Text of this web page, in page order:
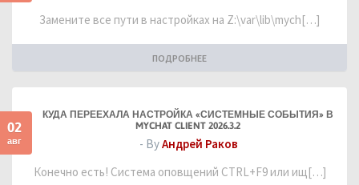
Замените все пути в настройках на Z:\var\lib\mych[…]
ПОДРОБНЕЕ
02
авг
КУДА ПЕРЕЕХАЛА НАСТРОЙКА «СИСТЕМНЫЕ СОБЫТИЯ» В
MYCHAT CLIENT 2026.3.2
- ByАндрей Раков
Конечно есть! Система оповщений CTRL+F9 или ищ[…]